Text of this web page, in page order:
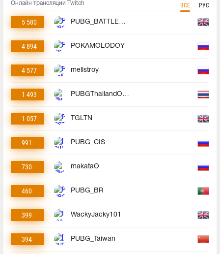
Онлайн трансляции Twitch ВСЕ РУС
5 580 PUBG_BATTLEGROUNDS
4 894 POKAMOLODOY
4 577 mellstroy
1 493 PUBGThailandOfficial
1 057 TGLTN
991 PUBG_CIS
730 makataO
460 PUBG_BR
399 WackyJacky101
394 PUBG_Taiwan